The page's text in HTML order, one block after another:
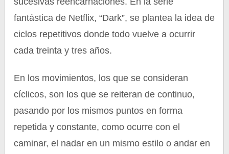
fantástica de Netflix, “Dark”, se plantea la idea de
ciclos repetitivos donde todo vuelve a ocurrir
cada treinta y tres años.
En los movimientos, los que se consideran
cíclicos, son los que se reiteran de continuo,
pasando por los mismos puntos en forma
repetida y constante, como ocurre con el
caminar, el nadar en un mismo estilo o andar en